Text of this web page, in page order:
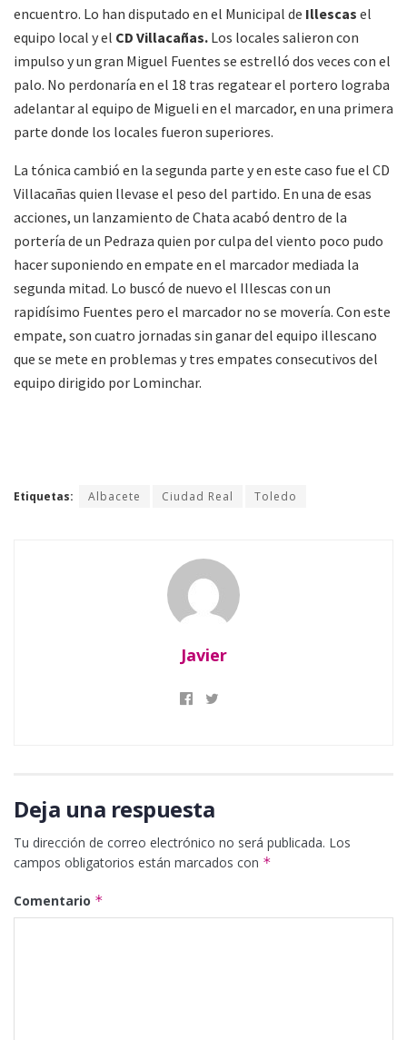
encuentro. Lo han disputado en el Municipal de Illescas el
equipo local y el CD Villacañas. Los locales salieron con
impulso y un gran Miguel Fuentes se estrelló dos veces con el
palo. No perdonaría en el 18 tras regatear el portero lograba
adelantar al equipo de Migueli en el marcador, en una primera
parte donde los locales fueron superiores.
La tónica cambió en la segunda parte y en este caso fue el CD
Villacañas quien llevase el peso del partido. En una de esas
acciones, un lanzamiento de Chata acabó dentro de la
portería de un Pedraza quien por culpa del viento poco pudo
hacer suponiendo en empate en el marcador mediada la
segunda mitad. Lo buscó de nuevo el Illescas con un
rapidísimo Fuentes pero el marcador no se movería. Con este
empate, son cuatro jornadas sin ganar del equipo illescano
que se mete en problemas y tres empates consecutivos del
equipo dirigido por Lominchar.
Etiquetas: Albacete Ciudad Real Toledo
Javier
Deja una respuesta
Tu dirección de correo electrónico no será publicada. Los
campos obligatorios están marcados con *
Comentario *